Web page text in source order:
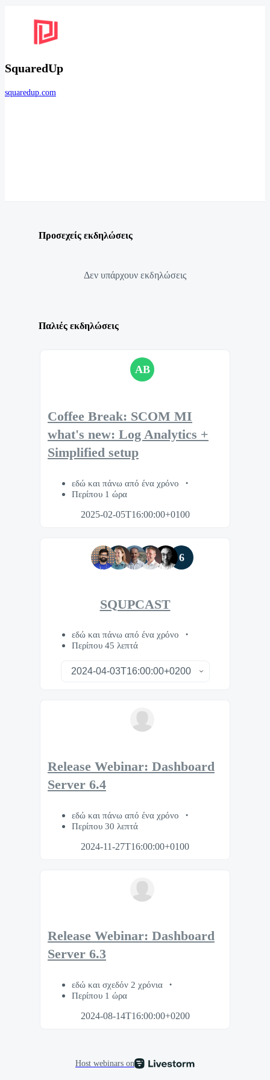
SquaredUp
squaredup.com
Προσεχείς εκδηλώσεις
Δεν υπάρχουν εκδηλώσεις
Παλιές εκδηλώσεις
AB
Coffee Break: SCOM MI
what's new: Log Analytics +
Simplified setup
εδώ και πάνω από ένα χρόνο
Περίπου 1 ώρα
2025-02-05T16:00:00+0100
6
SQUPCAST
εδώ και πάνω από ένα χρόνο
Περίπου 45 λεπτά
Release Webinar: Dashboard
Server 6.4
εδώ και πάνω από ένα χρόνο
Περίπου 30 λεπτά
2024-11-27T16:00:00+0100
Release Webinar: Dashboard
Server 6.3
εδώ και σχεδόν 2 χρόνια
Περίπου 1 ώρα
2024-08-14T16:00:00+0200
Host webinars on